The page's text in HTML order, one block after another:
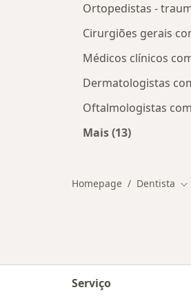
Ortopedistas -
Cirurgiões gerais
Médicos clínicos
Dermatologistas
Oftalmologistas
Mais (13)
Homepage Dentista
Serviço